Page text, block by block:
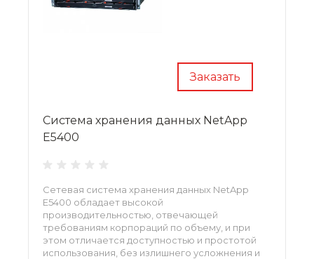
Заказать
Система хранения данных NetApp
E5400
Сетевая система хранения данных NetApp
E5400 обладает высокой
производительностью, отвечающей
требованиям корпораций по объему, и при
этом отличается доступностью и простотой
использования, без излишнего усложнения и